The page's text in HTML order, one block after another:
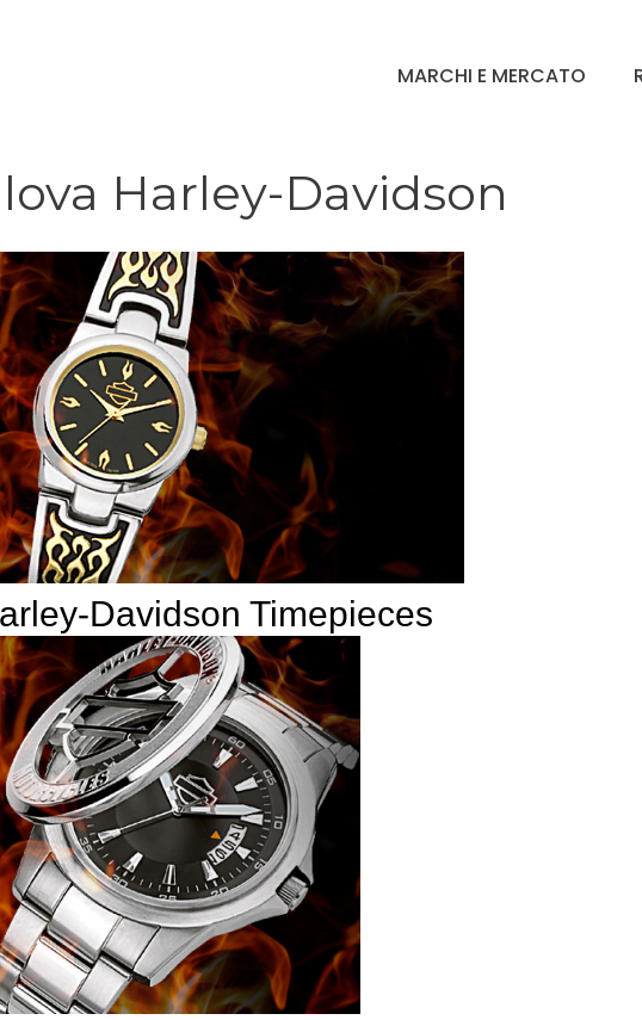
MARCHI E MERCATO
Harley-Davidson
Davidson Timepieces